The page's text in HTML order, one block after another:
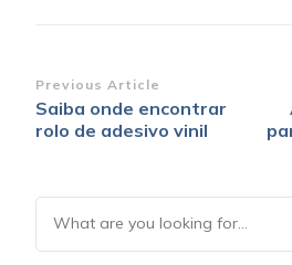
Post
Navigation
Previous Article
Saiba onde encontrar
rolo de adesivo vinil
Looking
for